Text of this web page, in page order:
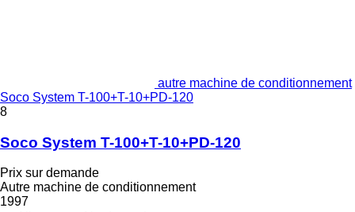
autre machine de conditionnement
Soco System T-100+T-10+PD-120
8
Soco System T-100+T-10+PD-120
Prix sur demande
Autre machine de conditionnement
1997